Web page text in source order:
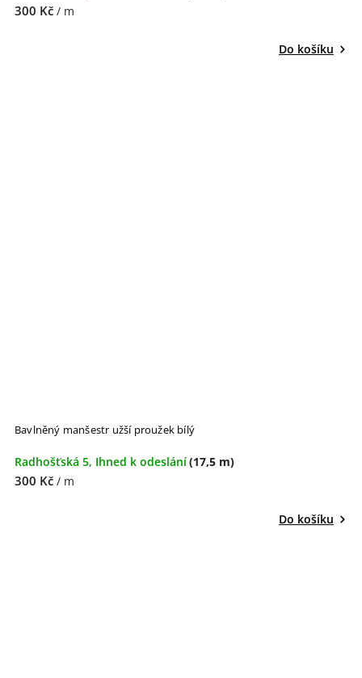
300 Kč / m
Do košíku
Bavlněný manšestr užší proužek bílý
Radhošťská 5, Ihned k odeslání(17,5 m)
300 Kč / m
Do košíku